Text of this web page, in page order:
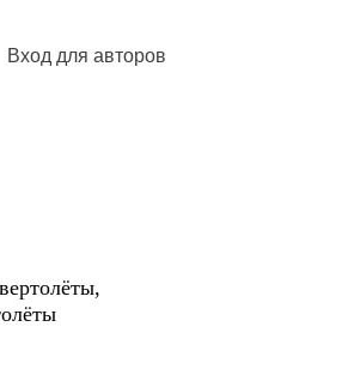
Вход для авторов